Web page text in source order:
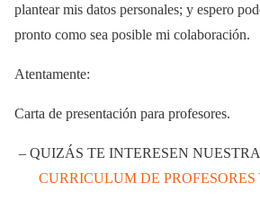
plantear mis datos personales; y espero
pronto como sea posible mi colaboración.
Atentamente:
Carta de presentación para profesores.
– QUIZÁS TE INTERESEN
CURRICULUM DE